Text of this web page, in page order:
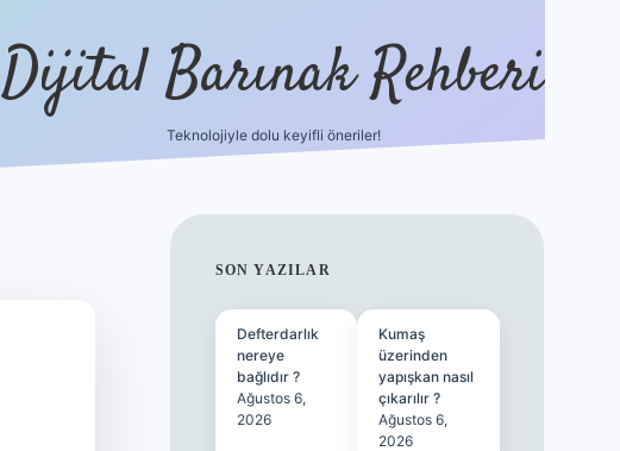
Dijital Barınak Rehberi
Teknolojiyle dolu keyifli öneriler!
SIDEBAR
SON YAZILAR
Defterdarlık
nereye
bağlıdır ?
Ağustos 6,
2026
Kumaş
üzerinden
yapışkan nasıl
çıkarılır ?
Ağustos 6,
2026
hiltonbet güncel